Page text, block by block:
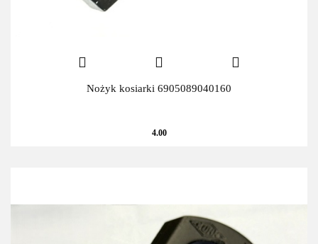
Nożyk kosiarki 6905089040160
4.00